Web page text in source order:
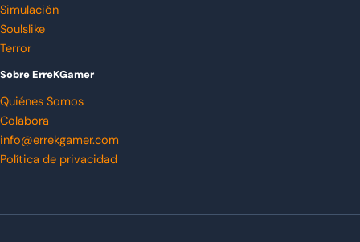
Simulación
Soulslike
Terror
Sobre ErreKGamer
Quiénes Somos
Colabora
info@errekgamer.com
Política de privacidad